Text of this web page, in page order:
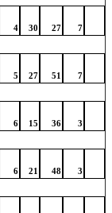
4 30 27 7
5 27 51 7
6 15 36 3
6 21 48 3